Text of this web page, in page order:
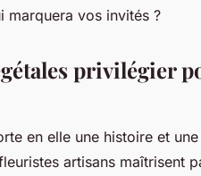
marquera vos invités ?
privilégier
en elle une histoire et
artisans maîtrisent